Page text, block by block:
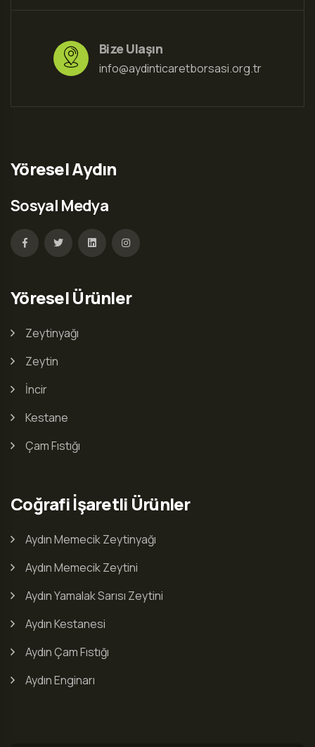
Bize Ulaşın
info@aydinticaretborsasi.org.tr
Yöresel Aydın
Sosyal Medya
Yöresel Ürünler
Zeytinyağı
Zeytin
İncir
Kestane
Çam Fıstığı
Coğrafi İşaretli Ürünler
Aydın Memecik Zeytinyağı
Aydın Memecik Zeytini
Aydın Yamalak Sarısı Zeytini
Aydın Kestanesi
Aydın Çam Fıstığı
Aydın Enginarı